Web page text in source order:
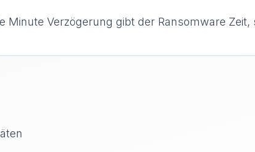
Verzögerung gibt der Ransomware Zeit,